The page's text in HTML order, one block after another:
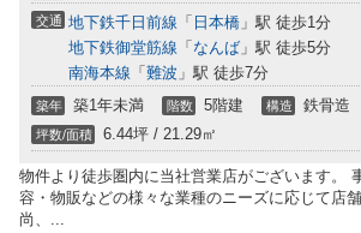
交通 地下鉄千日前線 「 日本橋 」駅 徒歩1分
地下鉄御堂筋線 「 なんば 」駅 徒歩5分
南海本線 「 難波 」駅 徒歩7分
築年 築1年未満 階数 5階建 構造 鉄骨造
坪数/面積 6.44坪 / 21.29㎡
物件より徒歩圏内に当社営業店がございます。
容・物販などの様々な業種のニーズに応じて店
尚、...